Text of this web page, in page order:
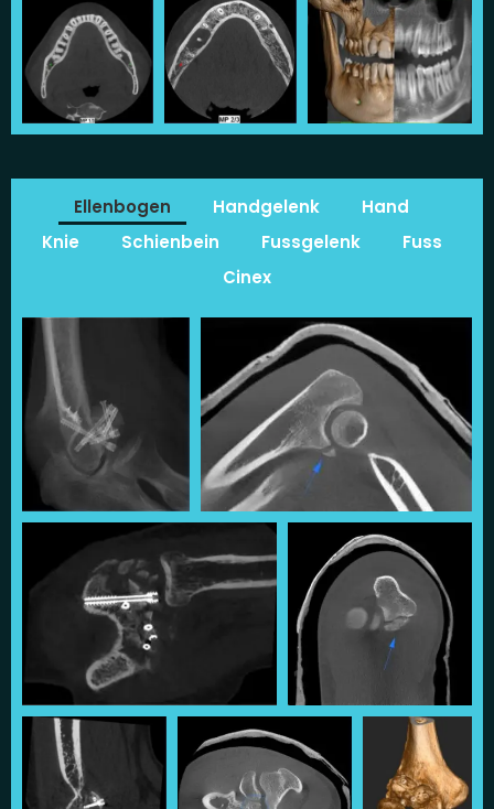
Ellenbogen Handgelenk
Hand
Knie
Schienbein Fussgelenk
Fuss
Cinex